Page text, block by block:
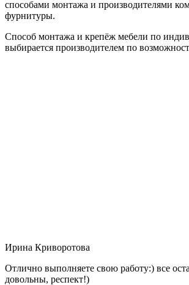
способами монтажа и производителями
фурнитуры.
Способ монтажа и крепёж мебели по
выбирается производителем по
Ирина Криворотова
Отлично выполняете свою работу:) все
довольны, респект!)